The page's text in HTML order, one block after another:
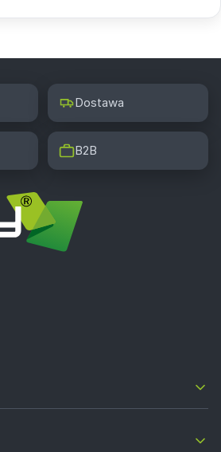
Dostawa
B2B